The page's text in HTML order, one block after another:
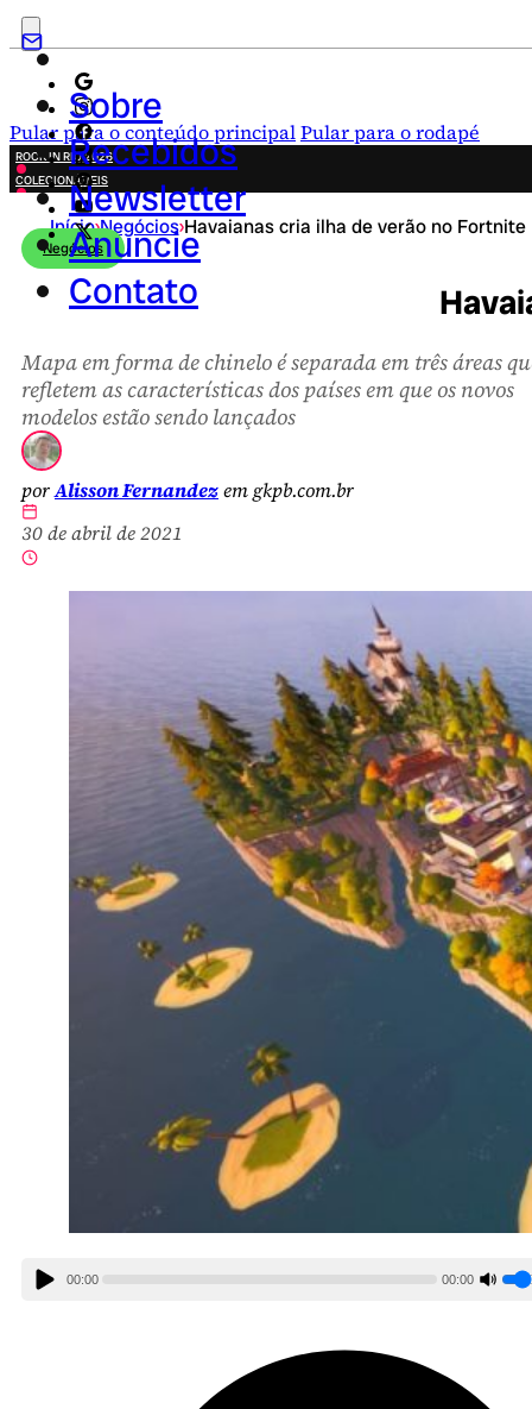
Pular para o conteúdo principalPular para o rodapé
Sobre
Recebidos
Newsletter
Anuncie
Contato
ROCK IN RIO 2026
COLECIONÁVEIS
FESTA JUNINA
NOVIDADES
CAMPANHAS CRIATIVAS
Início›Negócios›Havaianas cria ilha de verão no Fortnite
Negócios
Mapa em forma de chinelo é separada em três áreas
refletem as características dos países em que os novos
modelos estão sendo lançados
porAlisson Fernandezem gkpb.com.br
30 de abril de 2021
00:00 00:00